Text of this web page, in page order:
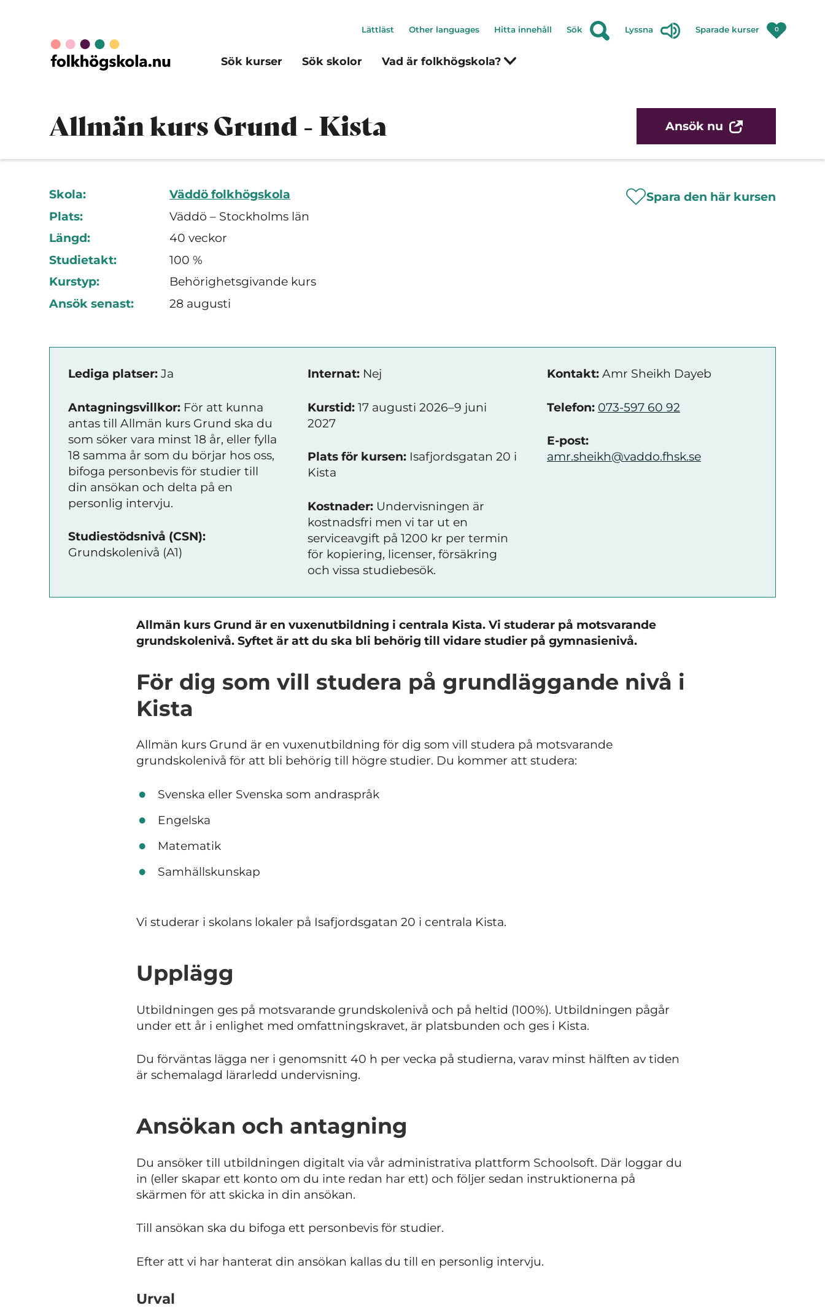
Sök kurser Sök skolor Vad är folkhögskola?
Lättläst Other languages Hitta innehåll Sök Lyssna Sparade kurser 0
Allmän kurs Grund - Kista Ansök nu
Skola:
Väddö folkhögskola
Plats:
Väddö – Stockholms län
Längd:
40 veckor
Studietakt:
100 %
Kurstyp:
Behörighetsgivande kurs
Ansök senast:
28 augusti
Spara den här kursen
Lediga platser: Ja
Antagningsvillkor: För att kunna
antas till Allmän kurs Grund ska du
som söker vara minst 18 år, eller fylla
18 samma år som du börjar hos oss,
bifoga personbevis för studier till
din ansökan och delta på en
personlig intervju.
Studiestödsnivå (CSN):
Grundskolenivå (A1)
Internat: Nej
Kurstid: 17 augusti 2026–9 juni
2027
Plats för kursen: Isafjordsgatan 20 i
Kista
Kostnader: Undervisningen är
kostnadsfri men vi tar ut en
serviceavgift på 1200 kr per termin
för kopiering, licenser, försäkring
och vissa studiebesök.
Kontakt: Amr Sheikh Dayeb
Telefon: 073-597 60 92
E-post:
amr.sheikh@vaddo.fhsk.se
Allmän kurs Grund är en vuxenutbildning i centrala Kista. Vi studerar på motsvarande
grundskolenivå. Syftet är att du ska bli behörig till vidare studier på gymnasienivå.
För dig som vill studera på grundläggande nivå i
Kista
Allmän kurs Grund är en vuxenutbildning för dig som vill studera på motsvarande
grundskolenivå för att bli behörig till högre studier. Du kommer att studera:
Svenska eller Svenska som andraspråk
Engelska
Matematik
Samhällskunskap
Vi studerar i skolans lokaler på Isafjordsgatan 20 i centrala Kista.
Upplägg
Utbildningen ges på motsvarande grundskolenivå och på heltid (100%). Utbildningen pågår
under ett år i enlighet med omfattningskravet, är platsbunden och ges i Kista.
Du förväntas lägga ner i genomsnitt 40 h per vecka på studierna, varav minst hälften av tiden
är schemalagd lärarledd undervisning.
Ansökan och antagning
Du ansöker till utbildningen digitalt via vår administrativa plattform Schoolsoft. Där loggar du
in (eller skapar ett konto om du inte redan har ett) och följer sedan instruktionerna på
skärmen för att skicka in din ansökan.
Till ansökan ska du bifoga ett personbevis för studier.
Efter att vi har hanterat din ansökan kallas du till en personlig intervju.
Urval